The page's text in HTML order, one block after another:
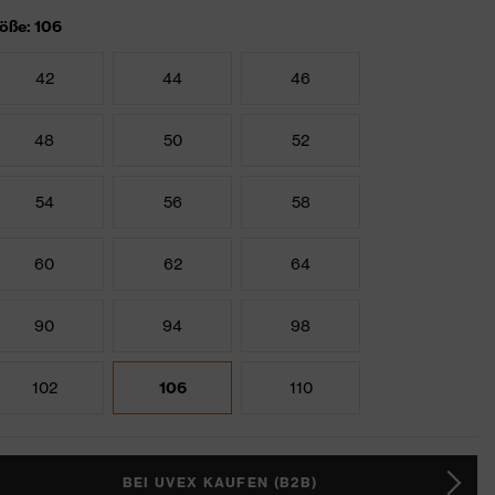
106
42 44 46
48 50 52
54 56 58
60 62 64
90 94 98
102 106 110
BEI UVEX KAUFEN (B2B)